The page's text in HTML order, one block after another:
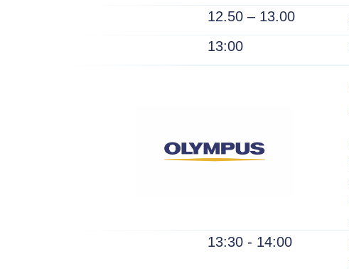
12.50 – 13.00
13:00
13:30 - 14:00